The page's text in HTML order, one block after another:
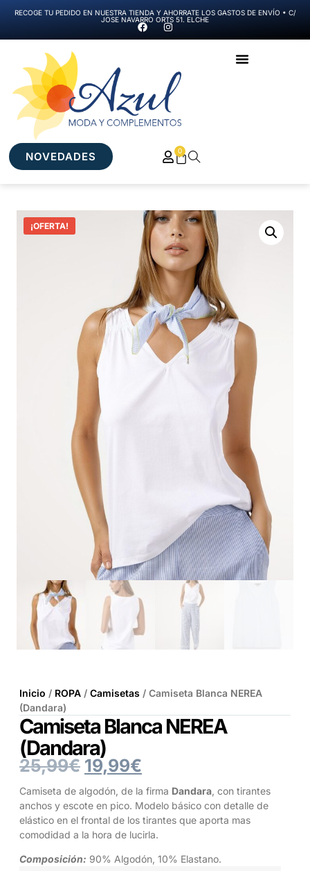
RECOGE TU PEDIDO EN NUESTRA TIENDA Y AHORRATE LOS GASTOS DE ENVÍO • C/
JOSE NAVARRO ORTS 51. ELCHE
NOVEDADES 0
¡OFERTA!
Inicio / ROPA / Camisetas / Camiseta Blanca NEREA
(Dandara)
Camiseta Blanca NEREA
(Dandara)
25,99€ 19,99€
Camiseta de algodón, de la firma Dandara , con tirantes
anchos y escote en pico. Modelo básico con detalle de
elástico en el frontal de los tirantes que aporta mas
comodidad a la hora de lucirla.
Composición: 90% Algodón, 10% Elastano.